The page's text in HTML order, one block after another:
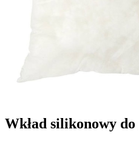
Wkład silikonowy